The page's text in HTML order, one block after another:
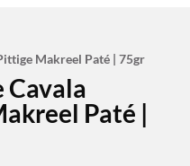
Makreel Paté | 75gr
Cavala
Paté |